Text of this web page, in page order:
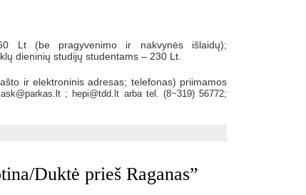
Lt (be pragyvenimo ir nakvynės išlaidų);
dieninių studijų studentams – 230 Lt.
ir elektroninis adresas; telefonas) priimamos
; hepi@tdd.lt arba tel. (8~319) 56772;
Duktė prieš Raganas”